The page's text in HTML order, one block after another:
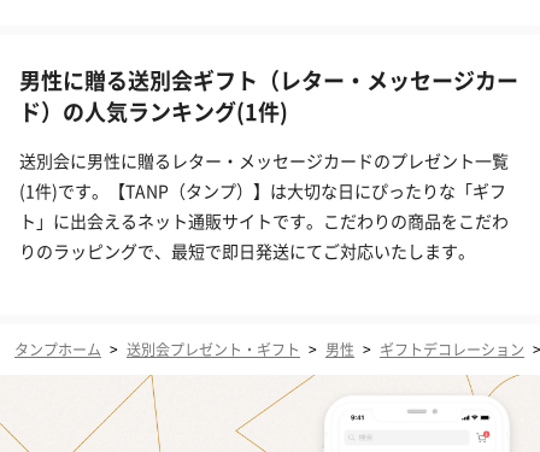
男性に贈る送別会ギフト（レター・メッセージカー
ド）の人気ランキング(1件)
送別会に男性に贈るレター・メッセージカードのプレゼント一覧
(1件)です。【TANP（タンプ）】は大切な日にぴったりな「ギフ
ト」に出会えるネット通販サイトです。こだわりの商品をこだわ
りのラッピングで、最短で即日発送にてご対応いたします。
タンプホーム > 送別会プレゼント・ギフト > 男性 > ギフトデコレーション